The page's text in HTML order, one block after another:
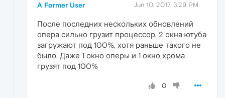
A Former User Jun 10, 2017, 3:29 PM
После последних нескольких обновлений
опера сильно грузит процессор, 2 окна ютуба
загружают под 100%, хотя раньше такого не
было. Даже 1 окно оперы и 1 окно хрома
грузят под 100%
0